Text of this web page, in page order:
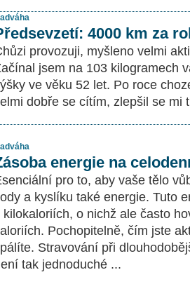
4000 km za
provozuji, myšleno velmi
jsem na 103 kilogramech
ve věku 52 let. Po roce
dobře se cítím, zlepšil se mi
energie na
pro to, aby vaše tělo
a kyslíku také energie. Tuto
kilokaloriích, o nichž ale často
Pochopitelně, čím jste
Stravování při
tak jednoduché ...